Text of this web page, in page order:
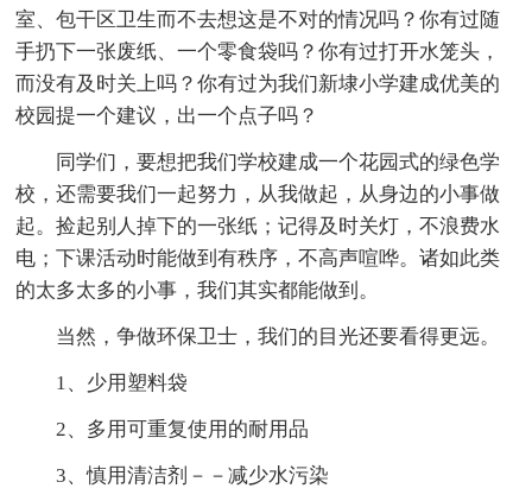
室、包干区卫生而不去想这是不对的情况吗？你有过随
手扔下一张废纸、一个零食袋吗？你有过打开水笼头，
而没有及时关上吗？你有过为我们新埭小学建成优美的
校园提一个建议，出一个点子吗？
同学们，要想把我们学校建成一个花园式的绿色学
校，还需要我们一起努力，从我做起，从身边的小事做
起。捡起别人掉下的一张纸；记得及时关灯，不浪费水
电；下课活动时能做到有秩序，不高声喧哗。诸如此类
的太多太多的小事，我们其实都能做到。
当然，争做环保卫士，我们的目光还要看得更远。
1、少用塑料袋
2、多用可重复使用的耐用品
3、慎用清洁剂－－减少水污染